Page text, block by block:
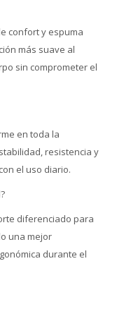
confort y espuma
más suave al
sin comprometer el
en toda la
resistencia y
el uso diario.
diferenciado para
una mejor
durante el